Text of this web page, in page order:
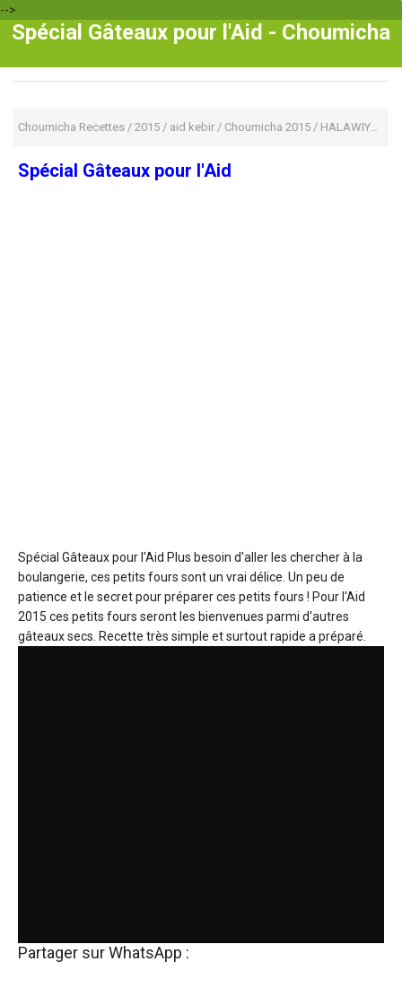
-->
Spécial Gâteaux pour l'Aid - Choumicha
Choumicha Recettes / 2015 / aid kebir / Choumicha 2015 / HALAWIYAT
Spécial Gâteaux pour l'Aid
Spécial Gâteaux pour l'Aid Plus besoin d'aller les chercher à la
boulangerie, ces petits fours sont un vrai délice. Un peu de
patience et le secret pour préparer ces petits fours ! Pour l'Aid
2015 ces petits fours seront les bienvenues parmi d'autres
gâteaux secs. Recette très simple et surtout rapide a préparé.
Partager sur WhatsApp :